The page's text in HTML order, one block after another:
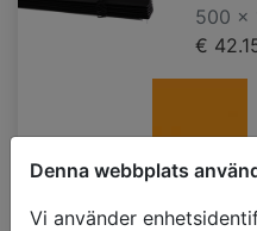
Denna webbplats
Vi använder
500 x
€